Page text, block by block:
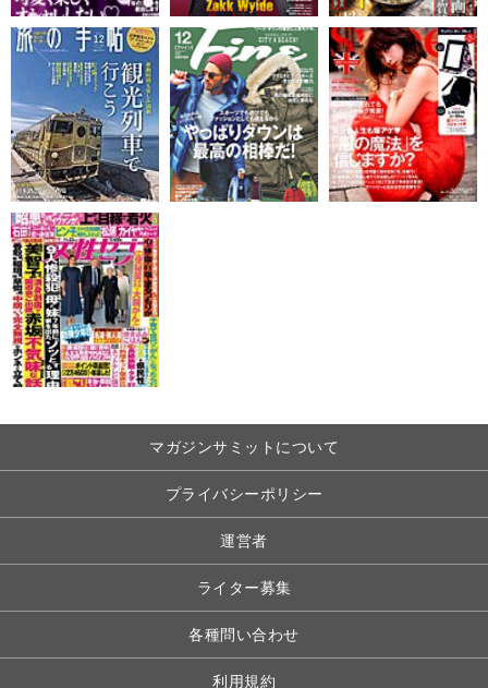
マガジンサミットについて
プライバシーポリシー
運営者
ライター募集
各種問い合わせ
利用規約